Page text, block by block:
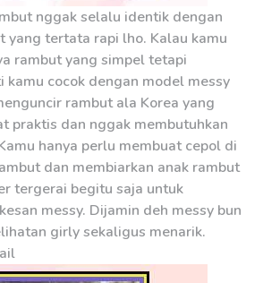
nggak selalu identik dengan
yang tertata rapi lho. Kalau kamu
rambut yang simpel tetapi
kamu cocok dengan model messy
rambut ala Korea yang
praktis dan nggak membutuhkan
hanya perlu membuat cepol di
dan membiarkan anak rambut
tergerai begitu saja untuk
messy. Dijamin deh messy bun
girly sekaligus menarik.